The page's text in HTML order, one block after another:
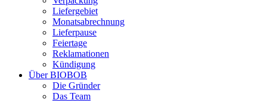
Liefergebiet
Monatsabrechnung
Lieferpause
Feiertage
Reklamationen
Kündigung
Über BIOBOB
Die Gründer
Das Team